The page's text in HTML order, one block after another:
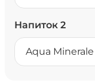
Напиток 2